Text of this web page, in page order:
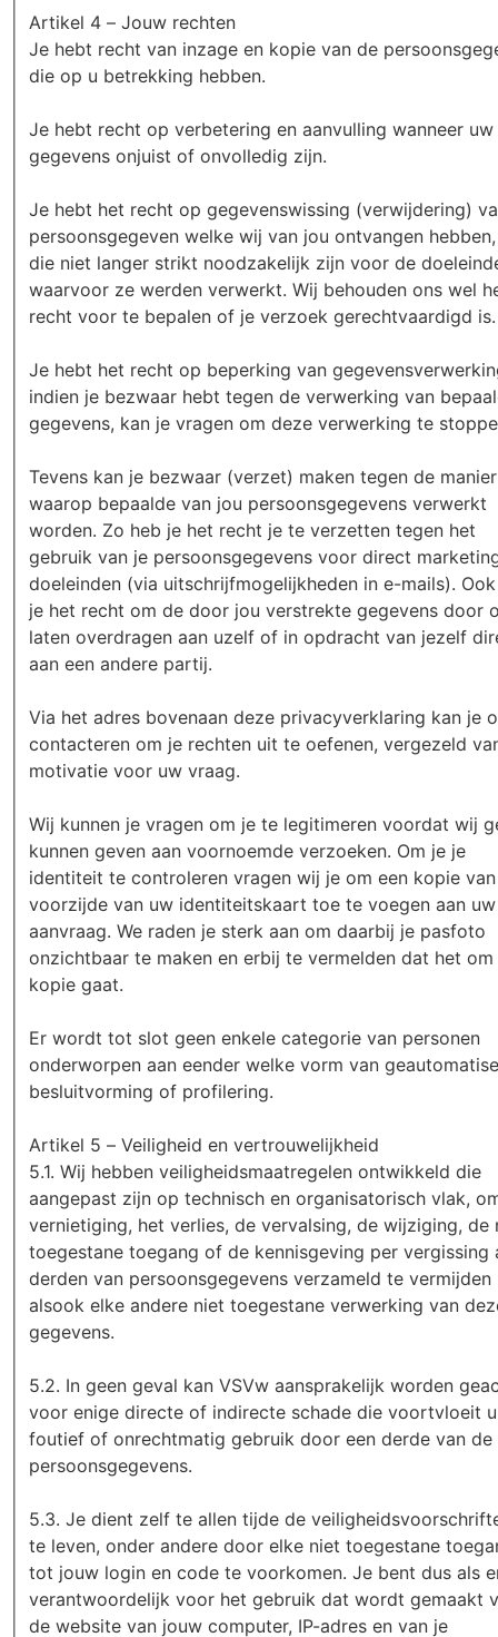
Artikel 4 – Jouw rechten
Je hebt recht van inzage en kopie van de
die op u betrekking hebben.
Je hebt recht op verbetering en aanvulling wanneer uw
gegevens onjuist of onvolledig zijn.
Je hebt het recht op gegevenswissing (verwijdering)
persoonsgegeven welke wij van jou ontvangen
die niet langer strikt noodzakelijk zijn voor de
waarvoor ze werden verwerkt. Wij behouden ons wel
recht voor te bepalen of je verzoek gerechtvaardigd is.
Je hebt het recht op beperking van
indien je bezwaar hebt tegen de verwerking van
gegevens, kan je vragen om deze verwerking te
Tevens kan je bezwaar (verzet) maken tegen de manier
waarop bepaalde van jou persoonsgegevens verwerkt
worden. Zo heb je het recht je te verzetten tegen het
gebruik van je persoonsgegevens voor direct
doeleinden (via uitschrijfmogelijkheden in e-mails).
je het recht om de door jou verstrekte gegevens door
laten overdragen aan uzelf of in opdracht van jezelf
aan een andere partij.
Via het adres bovenaan deze privacyverklaring kan je
contacteren om je rechten uit te oefenen, vergezeld
motivatie voor uw vraag.
Wij kunnen je vragen om je te legitimeren voordat wij
kunnen geven aan voornoemde verzoeken. Om je je
identiteit te controleren vragen wij je om een kopie
voorzijde van uw identiteitskaart toe te voegen aan uw
aanvraag. We raden je sterk aan om daarbij je pasfoto
onzichtbaar te maken en erbij te vermelden dat het om
kopie gaat.
Er wordt tot slot geen enkele categorie van personen
onderworpen aan eender welke vorm van
besluitvorming of profilering.
Artikel 5 – Veiligheid en vertrouwelijkheid
5.1. Wij hebben veiligheidsmaatregelen ontwikkeld die
aangepast zijn op technisch en organisatorisch vlak,
vernietiging, het verlies, de vervalsing, de wijziging, de
toegestane toegang of de kennisgeving per vergissing
derden van persoonsgegevens verzameld te vermijden
alsook elke andere niet toegestane verwerking van
gegevens.
5.2. In geen geval kan VSVw aansprakelijk worden
voor enige directe of indirecte schade die voortvloeit
foutief of onrechtmatig gebruik door een derde van de
persoonsgegevens.
5.3. Je dient zelf te allen tijde de
te leven, onder andere door elke niet toegestane
tot jouw login en code te voorkomen. Je bent dus als
verantwoordelijk voor het gebruik dat wordt gemaakt
de website van jouw computer, IP-adres en van je